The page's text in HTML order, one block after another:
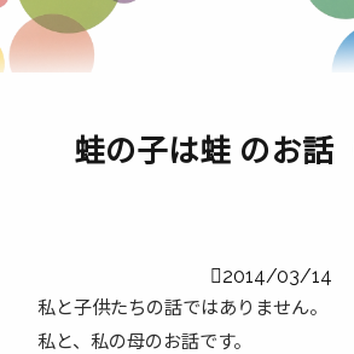
蛙の子は蛙 のお話
2014/03/14
私と子供たちの話ではありません。
私と、私の母のお話です。